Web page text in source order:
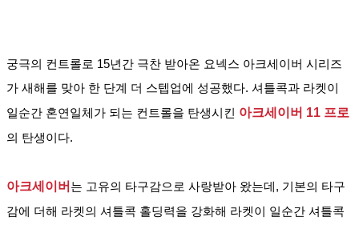
궁극의 컨트롤로 15년간 극찬 받아온 요넥스 아크세이버 시리즈
가 새해를 맞아 한 단계 더 스텝업에 성공했다. 셔틀콕과 라켓이
일순간 혼연일체가 되는 컨트롤을 탄생시킨 아크세이버 11 프로
의 탄생이다.
아크세이버 는 고유의 타구감으로 사랑받아 왔는데, 기본의 타구
감에 더해 라켓의 셔틀콕 홀딩력을 강화해 라켓이 일순간 셔틀콕